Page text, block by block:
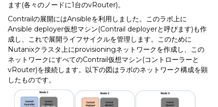
ます(各々のノードに1台のvRouter)。
Contrailの展開にはAnsibleを利用しました。このラボ上に
Ansible deployer仮想マシン(Contrail deployerと呼びます)も作
成し、これで展開ライフサイクルを管理します。このために
Nutanixクラスタ上にprovisioningネットワークを作成し、この
ネットワークにすべてのContrail仮想マシン(コントローラーと
vRouter)を接続します。以下の図はラボのネットワーク構成を顕
したものです。